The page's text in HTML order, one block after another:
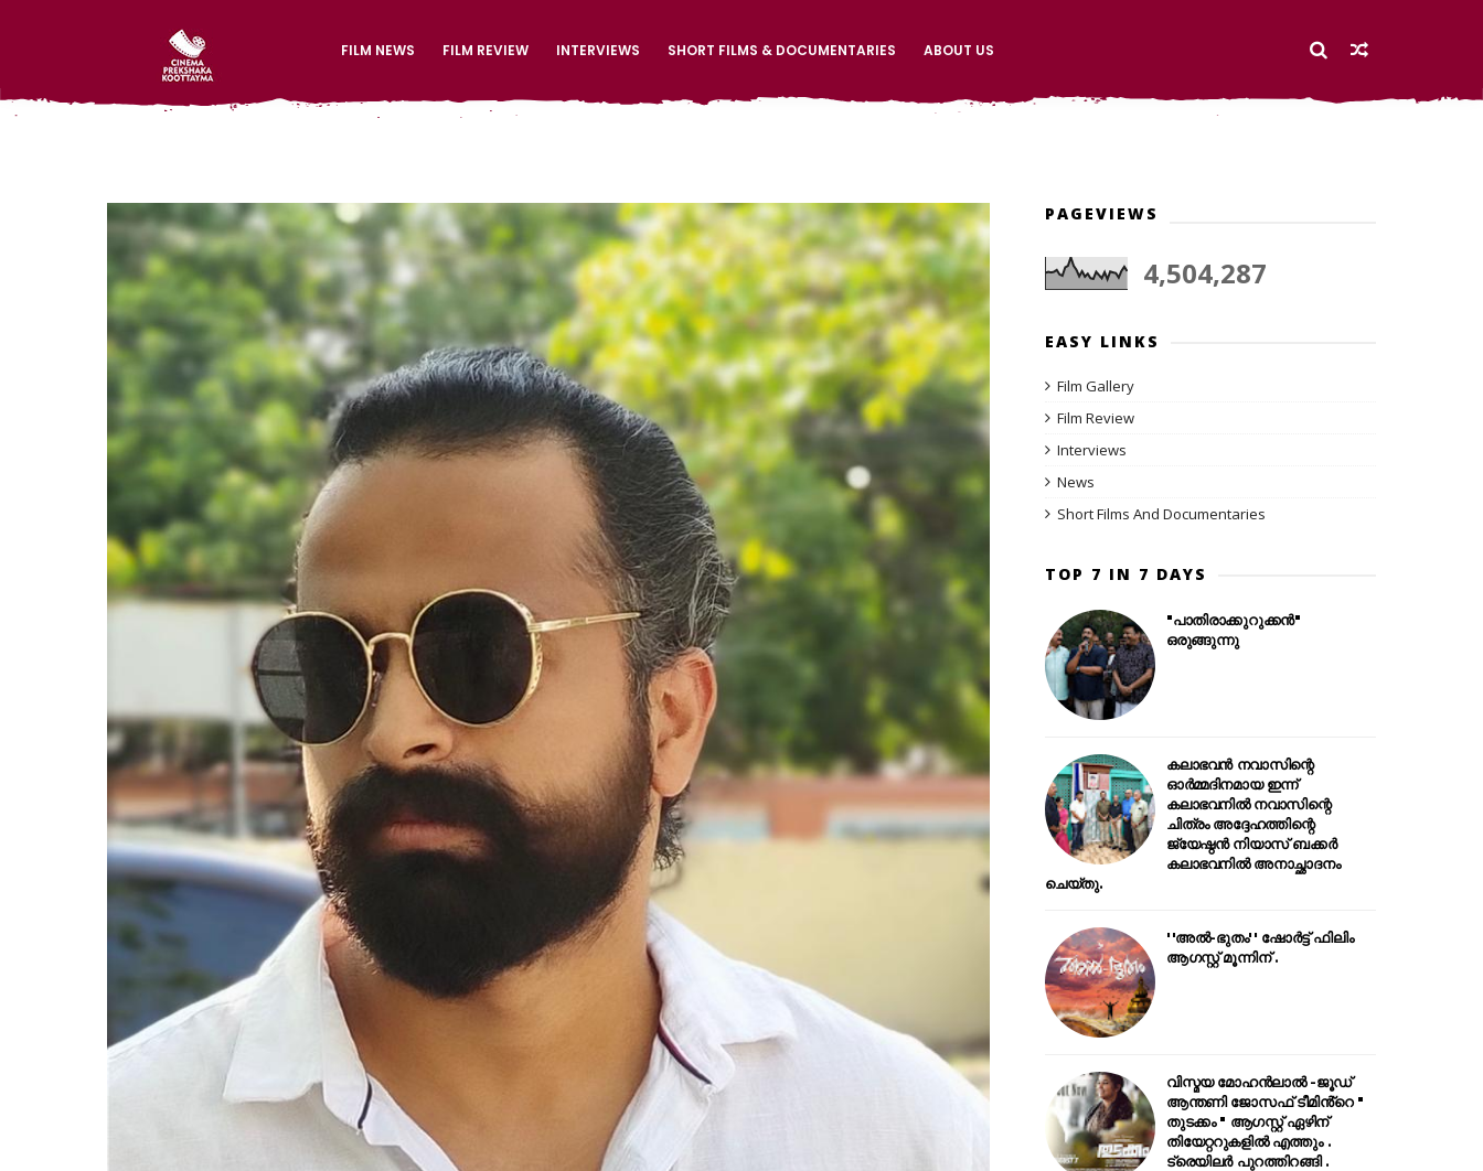
FILM NEWS FILM REVIEW INTERVIEWS SHORT FILMS & DOCUMENTARIES ABOUT US
PAGEVIEWS
4,504,287
EASY LINKS
Film Gallery
Film Review
Interviews
News
Short Films And Documentaries
TOP 7 IN 7 DAYS
"പാതിരാക്കുറുക്കൻ"
ഒരുങ്ങുന്നു
കലാഭവൻ നവാസിന്റെ
ഓർമ്മദിനമായ ഇന്ന്
കലാഭവനിൽ നവാസിന്റെ
ചിത്രം അദ്ദേഹത്തിന്റെ
ജ്യേഷ്ഠൻ നിയാസ് ബക്കർ
കലാഭവനിൽ അനാച്ഛാദനം
ചെയ്തു.
''അൽ-ഭുതം'' ഷോർട്ട് ഫിലിം
ആഗസ്റ്റ് മൂന്നിന് .
വിസ്മയ മോഹൻലാൽ -ജൂഡ്
ആന്തണി ജോസഫ് ടീമിൻ്റെ "
തുടക്കം " ആഗസ്റ്റ് ഏഴിന്
തിയേറ്ററുകളിൽ എത്തും .
ട്രെയിലർ പുറത്തിറങ്ങി .